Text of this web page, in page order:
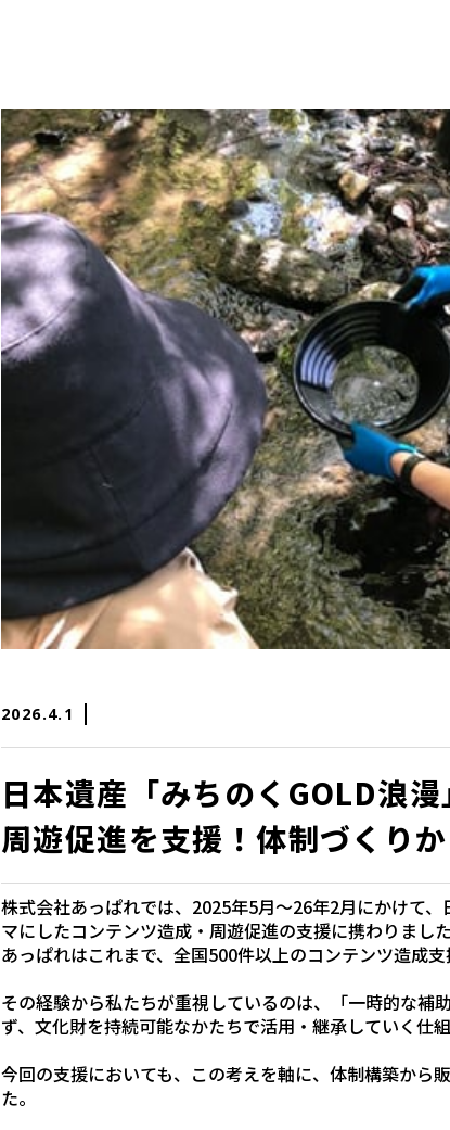
2026.4.1
日本遺産「みちのくGOLD浪
周遊促進を支援！体制づくり
株式会社あっぱれでは、2025年5月〜26年2月にかけて
マにしたコンテンツ造成・周遊促進の支援に携わりました
あっぱれはこれまで、全国500件以上のコンテンツ造成支
その経験から私たちが重視しているのは、「一時的な補
ず、文化財を持続可能なかたちで活用・継承していく仕組
今回の支援においても、この考えを軸に、体制構築から
た。